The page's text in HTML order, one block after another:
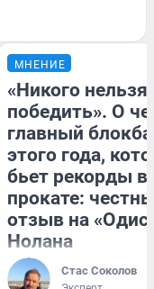
МНЕНИЕ
«Никого нельзя
победить». О
главный
этого года,
бьет рекорды в
прокате:
отзыв на
Нолана
Стас Соколов